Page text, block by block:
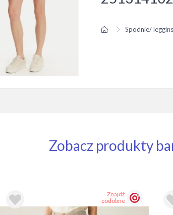
Spodnie/
Zobacz produkty
Znajdź
podobne